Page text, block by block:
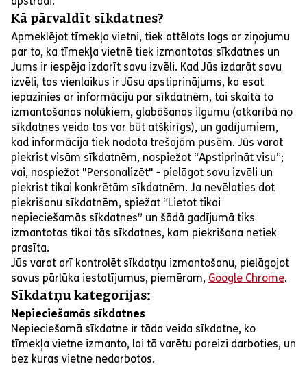
Kā pārvaldīt sīkdatnes?
Apmeklējot tīmekļa vietni, tiek attēlots logs ar ziņojumu
par to, ka tīmekļa vietnē tiek izmantotas sīkdatnes un
Jums ir iespēja izdarīt savu izvēli. Kad Jūs izdarāt savu
izvēli, tas vienlaikus ir Jūsu apstiprinājums, ka esat
iepazinies ar informāciju par sīkdatnēm, tai skaitā to
izmantošanas nolūkiem, glabāšanas ilgumu (atkarībā no
sīkdatnes veida tas var būt atšķirīgs), un gadījumiem,
kad informācija tiek nodota trešajām pusēm. Jūs varat
piekrist visām sīkdatnēm, nospiežot “Apstiprināt visu”;
vai, nospiežot "Personalizēt" - pielāgot savu izvēli un
piekrist tikai konkrētām sīkdatnēm. Ja nevēlaties dot
piekrišanu sīkdatnēm, spiežat “Lietot tikai
nepieciešamās sīkdatnes” un šādā gadījumā tiks
izmantotas tikai tās sīkdatnes, kam piekrišana netiek
prasīta.
Jūs varat arī kontrolēt sīkdatņu izmantošanu, pielāgojot
savus pārlūka iestatījumus, piemēram, Google Chrome.
Sīkdatņu kategorijas:
Nepieciešamās sīkdatnes
Nepieciešamā sīkdatne ir tāda veida sīkdatne, ko
tīmekļa vietne izmanto, lai tā varētu pareizi darboties, un
bez kuras vietne nedarbotos.